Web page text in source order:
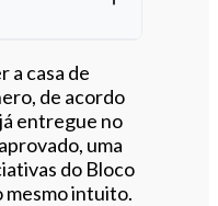
a casa de
de acordo
entregue no
uma
do Bloco
mesmo intuito.